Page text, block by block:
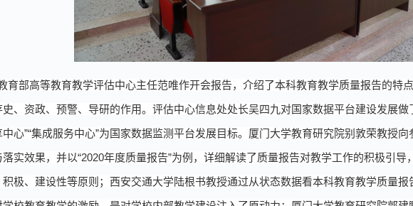
育部高等教育教学评估中心主任范唯作开会报告，介绍了本科教育教学质量报告的特
史、资政、预警、导研的作用。 评估中心信息处处长吴四九对国家数据平台建设发展做
心”“集成服务中心”为国家数据监测平台发展目标。 厦门大学教育研究院别敦荣教授向
落实效果，并以“2020年度质量报告”为例，详细解读了质量报告对教学工作的积极引导
积极、建设性等原则；西安交通大学陆根书教授通过从状态数据看本科教育教学质量